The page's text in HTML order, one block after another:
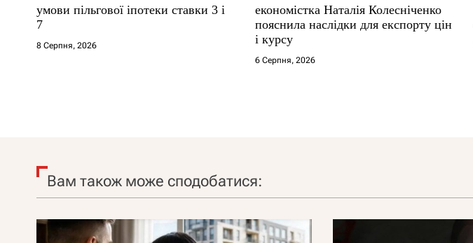
умови пільгової іпотеки ставки 3 і
7
8 Серпня, 2026
економістка Наталія Колесніченко
пояснила наслідки для експорту цін
і курсу
6 Серпня, 2026
Вам також може сподобатися: